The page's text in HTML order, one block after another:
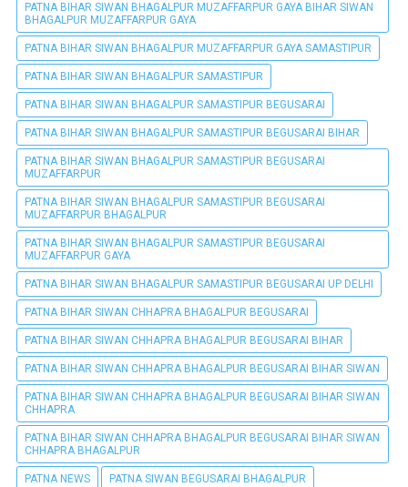
PATNA BIHAR SIWAN BHAGALPUR MUZAFFARPUR GAYA BIHAR SIWAN
BHAGALPUR MUZAFFARPUR GAYA
PATNA BIHAR SIWAN BHAGALPUR MUZAFFARPUR GAYA SAMASTIPUR
PATNA BIHAR SIWAN BHAGALPUR SAMASTIPUR
PATNA BIHAR SIWAN BHAGALPUR SAMASTIPUR BEGUSARAI
PATNA BIHAR SIWAN BHAGALPUR SAMASTIPUR BEGUSARAI BIHAR
PATNA BIHAR SIWAN BHAGALPUR SAMASTIPUR BEGUSARAI
MUZAFFARPUR
PATNA BIHAR SIWAN BHAGALPUR SAMASTIPUR BEGUSARAI
MUZAFFARPUR BHAGALPUR
PATNA BIHAR SIWAN BHAGALPUR SAMASTIPUR BEGUSARAI
MUZAFFARPUR GAYA
PATNA BIHAR SIWAN BHAGALPUR SAMASTIPUR BEGUSARAI UP DELHI
PATNA BIHAR SIWAN CHHAPRA BHAGALPUR BEGUSARAI
PATNA BIHAR SIWAN CHHAPRA BHAGALPUR BEGUSARAI BIHAR
PATNA BIHAR SIWAN CHHAPRA BHAGALPUR BEGUSARAI BIHAR SIWAN
PATNA BIHAR SIWAN CHHAPRA BHAGALPUR BEGUSARAI BIHAR SIWAN
CHHAPRA
PATNA BIHAR SIWAN CHHAPRA BHAGALPUR BEGUSARAI BIHAR SIWAN
CHHAPRA BHAGALPUR
PATNA NEWS PATNA SIWAN BEGUSARAI BHAGALPUR